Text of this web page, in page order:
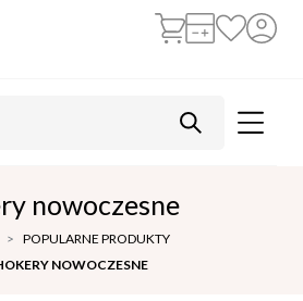
nowoczesne
POPULARNE PRODUKTY
NOWOCZESNE